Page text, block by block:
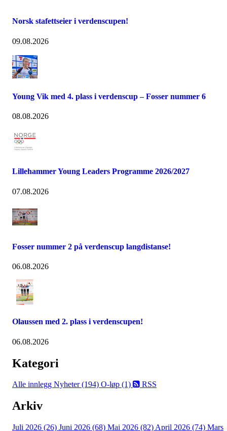
Norsk stafettseier i verdenscupen!
09.08.2026
Young Vik med 4. plass i verdenscup – Fosser nummer 6
08.08.2026
Lillehammer Young Leaders Programme 2026/2027
07.08.2026
Fosser nummer 2 på verdenscup langdistanse!
06.08.2026
Olaussen med 2. plass i verdenscupen!
06.08.2026
Kategori
Alle innlegg Nyheter (194) O-løp (1) RSS
Arkiv
Juli 2026 (26) Juni 2026 (68) Mai 2026 (82) April 2026 (74) Mars